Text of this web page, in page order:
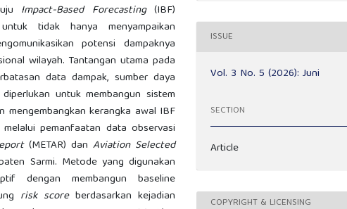
Impact-Based Forecasting(IBF)
tidak hanya menyampaikan
potensi dampaknya
wilayah. Tantangan utama pada
data dampak, sumber daya
untuk membangun sistem
mengembangkan kerangka awal IBF
pemanfaatan data observasi
(METAR) danAviation Selected
Sarmi. Metode yang digunakan
dengan membangun baseline
risk scoreberdasarkan kejadian
ISSUE
Vol. 3 No. 5 (2026): Juni
SECTION
Article
COPYRIGHT & LICENSING